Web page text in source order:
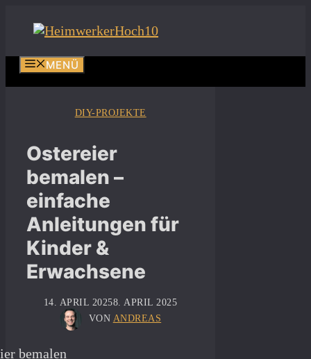
Inhalt
MENÜ
DIY-PROJEKTE
Ostereier
bemalen –
einfache
Anleitungen für
Kinder &
Erwachsene
14. APRIL 20258. APRIL 2025
VON ANDREAS